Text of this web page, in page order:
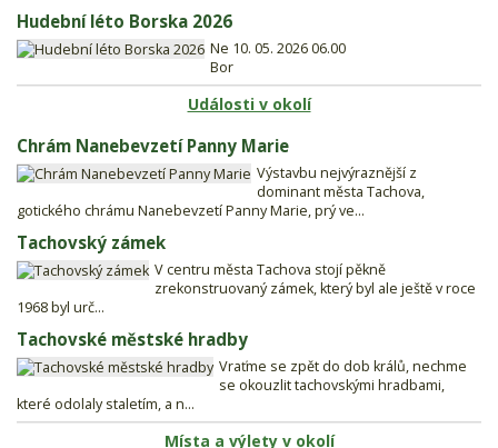
Hudební léto Borska 2026
Ne 10. 05. 2026 06.00
Bor
Události v okolí
Chrám Nanebevzetí Panny Marie
Výstavbu nejvýraznější z
dominant města Tachova,
gotického chrámu Nanebevzetí Panny Marie, prý ve...
Tachovský zámek
V centru města Tachova stojí pěkně
zrekonstruovaný zámek, který byl ale ještě v roce
1968 byl urč...
Tachovské městské hradby
Vraťme se zpět do dob králů, nechme
se okouzlit tachovskými hradbami,
které odolaly staletím, a n...
Místa a výlety v okolí